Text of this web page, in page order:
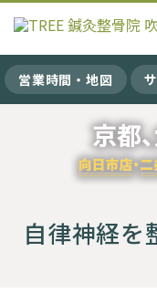
営業時間・地図
自律神経を